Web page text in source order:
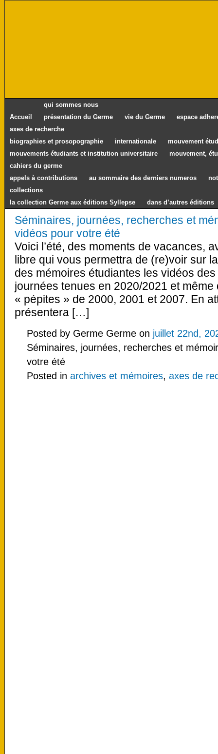
Accueil
qui sommes nous
présentation du Germe
vie du Germe
espace
axes de recherche
biographies et prosopographie
internationale
mouvement
mouvements étudiants et institution universitaire
mouvement,
cahiers du germe
appels à contributions
au sommaire des derniers numeros
collections
la collection Germe aux éditions Syllepse
dans d’autres éditions
Séminaires, journées, recherches et
vidéos pour votre été
Voici l’été, des moments de vacances,
libre qui vous permettra de (re)voir sur
des mémoires étudiantes les vidéos
journées tenues en 2020/2021 et
« pépites » de 2000, 2001 et 2007. En
présentera […]
Posted by Germe Germe on juillet 22nd,
Séminaires, journées, recherches et
votre été
Posted in archives et mémoires, axes de